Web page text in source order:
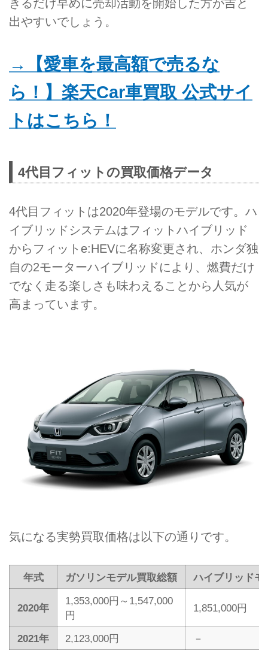
きるだけ早めに売却活動を開始した方が吉と
出やすいでしょう。
→【愛車を最高額で売るな
ら！】楽天Car車買取 公式サイ
トはこちら！
4代目フィットの買取価格データ
4代目フィットは2020年登場のモデルです。ハ
イブリッドシステムはフィットハイブリッド
からフィットe:HEVに名称変更され、ホンダ独
自の2モーターハイブリッドにより、燃費だけ
でなく走る楽しさも味わえることから人気が
高まっています。
気になる実勢買取価格は以下の通りです。
年式 ガソリンモデル買取総額 ハイブリッドモ
2020年
1,353,000円～1,547,000
円
1,851,000円
2021年 2,123,000円 －